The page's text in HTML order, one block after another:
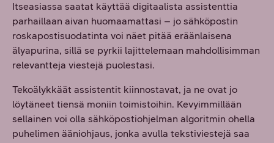
Itseasiassa saatat käyttää digitaalista assistenttia
parhaillaan aivan huomaamattasi – jo sähköpostin
roskapostisuodatinta voi näet pitää eräänlaisena
älyapurina, sillä se pyrkii lajittelemaan mahdollisimman
relevantteja viestejä puolestasi.
Tekoälykkäät assistentit kiinnostavat, ja ne ovat jo
löytäneet tiensä moniin toimistoihin. Kevyimmillään
sellainen voi olla sähköpostiohjelman algoritmin ohella
puhelimen ääniohjaus, jonka avulla tekstiviestejä saa